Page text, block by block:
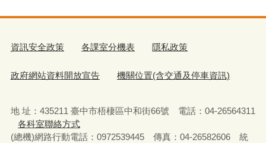
資訊安全政策 各課室分機表 隱私政策
政府網站資料開放宣告 機關位置(含交通及停車資訊)
地 址：435211 臺中市梧棲區中和街66號 電話：04-26564311
各科室聯絡方式
(總機)網路行動電話：0972539445 傳真：04-26582606 統